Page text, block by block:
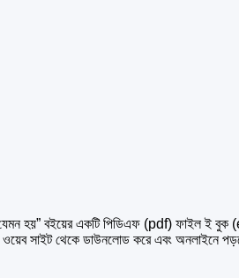
যেমন হয়” বইয়ের একটি পিডিএফ (pdf) ফাইল ই
সাইট থেকে ডাউনলোড করে এবং অনলাইনে